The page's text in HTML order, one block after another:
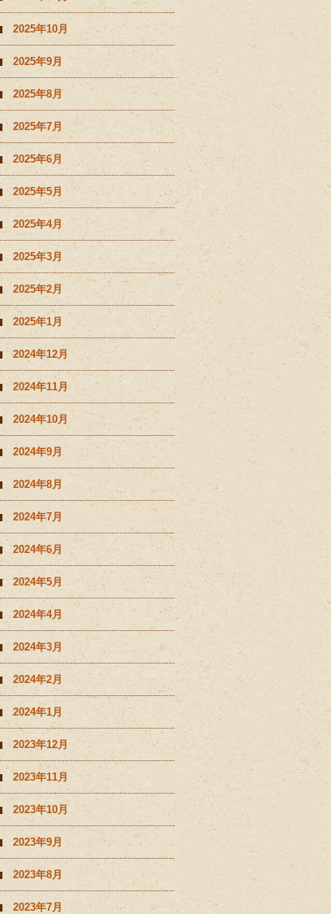
2025年10月
2025年9月
2025年8月
2025年7月
2025年6月
2025年5月
2025年4月
2025年3月
2025年2月
2025年1月
2024年12月
2024年11月
2024年10月
2024年9月
2024年8月
2024年7月
2024年6月
2024年5月
2024年4月
2024年3月
2024年2月
2024年1月
2023年12月
2023年11月
2023年10月
2023年9月
2023年8月
2023年7月